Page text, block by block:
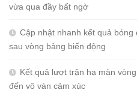
vừa qua đầy bất ngờ
Cập nhật nhanh kết quả
sau vòng bảng biến động
Kết quả lượt trận hạ màn
đến vô vàn cảm xúc